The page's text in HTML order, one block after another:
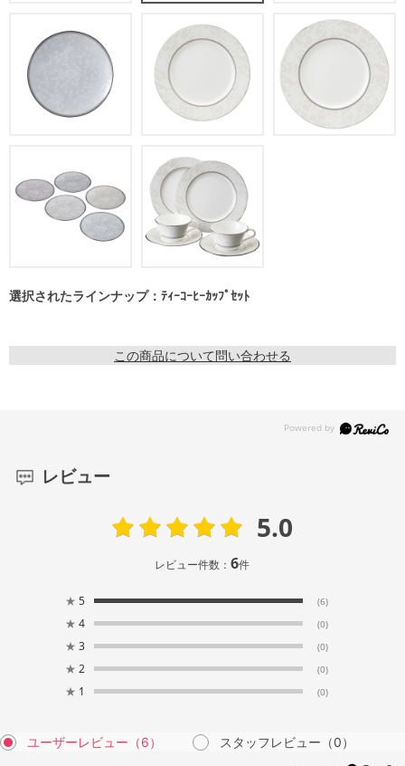
選択されたラインナップ：ﾃｨｰｺｰﾋｰｶｯﾌﾟｾｯﾄ
この商品について問い合わせる
レビュー
5.0
レビュー件数：6件
★ 5 (6)
★ 4 (0)
★ 3 (0)
★ 2 (0)
★ 1 (0)
ユーザーレビュー （6） スタッフレビュー （0）